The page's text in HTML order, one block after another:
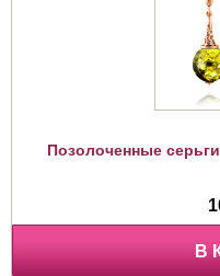
Позолоченные
В